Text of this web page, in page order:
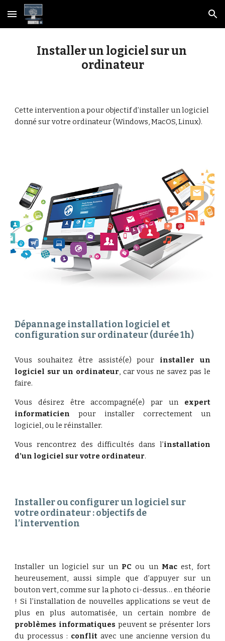
Skip to main content Skip to navigation
Installer un logiciel sur un
ordinateur
Cette intervention a pour objectif d’installer un logiciel
donné sur votre ordinateur (Windows, MacOS, Linux).
Dépannage installation logiciel et
configuration sur ordinateur (durée 1h)
Vous souhaitez être assisté(e) pour installer un
logiciel sur un ordinateur, car vous ne savez pas le
faire.
Vous désirez être accompagné(e) par un expert
informaticien pour installer correctement un
logiciel, ou le réinstaller.
Vous rencontrez des difficultés dans l’installation
d’un logiciel sur votre ordinateur.
Installer ou configurer un logiciel sur
votre ordinateur : objectifs de
l’intervention
Installer un logiciel sur un PC ou un Macest, fort
heureusement, aussi simple que d’appuyer sur un
bouton vert, comme sur la photo ci-dessus… en théorie
! Si l’installation de nouvelles applications se veut de
plus en plus automatisée, un certain nombre de
problèmes informatiques peuvent se présenter lors
du processus : conflit avec une ancienne version du